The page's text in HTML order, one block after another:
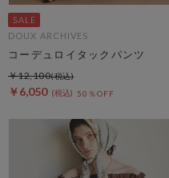
DOUX ARCHIVES
コーデュロイタックパンツ
￥6,050 50％OFF
￥12,100